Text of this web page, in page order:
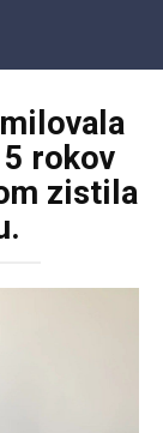
rokov
zistila